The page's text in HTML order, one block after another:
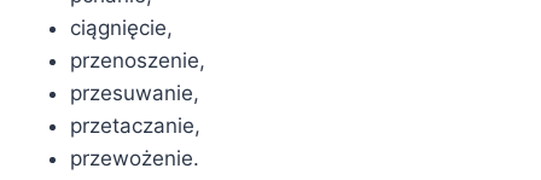
ciągnięcie,
przenoszenie,
przesuwanie,
przetaczanie,
przewożenie.